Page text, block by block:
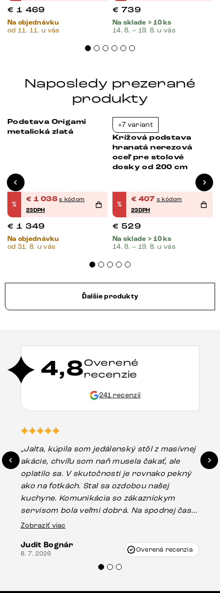
€ 1 469
Na objednávku
od 11. 11. u vás
€ 739
Na sklade > 10 ks
14. 8. – 19. 8. u vás
Naposledy prezerané
produkty
Podstava Origami
metalická zlatá
%
€ 1 038 s kódom
23DPH
€ 1 349
Na objednávku
od 31. 8. u vás
+7 variant
Krížová podstava
hranatá nerezová
oceľ pre stolové
dosky od 200 cm
%
€ 407 s kódom
23DPH
€ 529
Na sklade > 10 ks
14. 8. – 19. 8. u vás
Ďalšie produkty
4,8Overené
recenzie
241 recenzií
„Jalta, kúpila som jedálenský stôl z masívnej
akácie, chvíľu som naň musela čakať, ale
oplatilo sa. V skutočnosti je rovnako pekný
ako na fotkách. Stal sa ozdobou našej
kuchyne. Komunikácia so zákazníckym
servisom bola veľmi dobrá. Na spodnej časti
stola bolo malé poškodenie, pravdepodobne
Vincze pri riešení mojej záležitosti pristúpili
veľmi korektne. Odporúčam produkty Delife
Zobraziť viac
Judit Bognár
8. 7. 2026 Overená recenzia